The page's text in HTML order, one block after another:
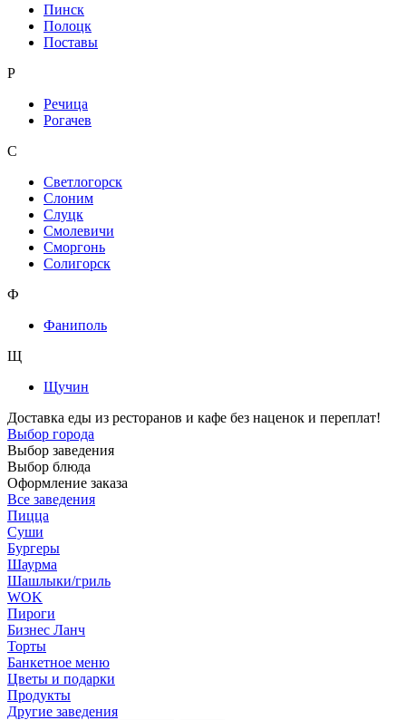
Пинск
Полоцк
Поставы
Р
Речица
Рогачев
С
Светлогорск
Слоним
Слуцк
Смолевичи
Сморгонь
Солигорск
Ф
Фаниполь
Щ
Щучин
Доставка еды из ресторанов и кафе без наценок и переплат!
Выбор города
Выбор заведения
Выбор блюда
Оформление заказа
Все заведения
Пицца
Суши
Бургеры
Шаурма
Шашлыки/гриль
WOK
Пироги
Бизнес Ланч
Торты
Банкетное меню
Цветы и подарки
Продукты
Другие заведения